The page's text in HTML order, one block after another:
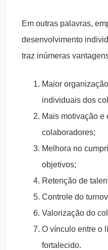
Em outras palavras,
desenvolvimento
traz inúmeras
Maior
individuais dos
Mais motivação e
colaboradores;
Melhora no
objetivos;
Retenção de
Controle do
Valorização do
O vínculo entre o
fortalecido.